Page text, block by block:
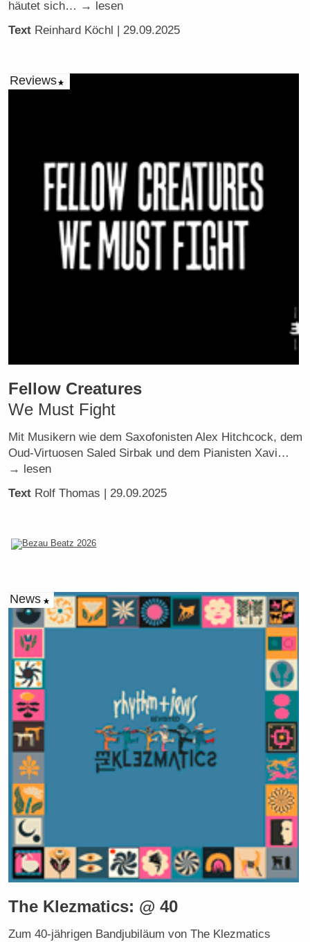
häutet sich… → lesen
Text Reinhard Köchl | 29.09.2025
Reviews
Fellow Creatures
We Must Fight
Mit Musikern wie dem Saxofonisten Alex Hitchcock, dem
Oud-Virtuosen Saled Sirbak und dem Pianisten Xavi…
→ lesen
Text Rolf Thomas | 29.09.2025
News
The Klezmatics: @ 40
Zum 40-jährigen Bandjubiläum von The Klezmatics